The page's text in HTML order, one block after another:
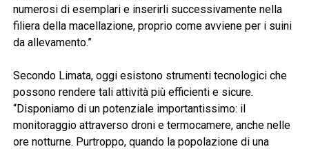
numerosi di esemplari e inserirli successivamente nella
filiera della macellazione, proprio come avviene per i suini
da allevamento.”
Secondo Limata, oggi esistono strumenti tecnologici che
possono rendere tali attività più efficienti e sicure.
“Disponiamo di un potenziale importantissimo: il
monitoraggio attraverso droni e termocamere, anche nelle
ore notturne. Purtroppo, quando la popolazione di una